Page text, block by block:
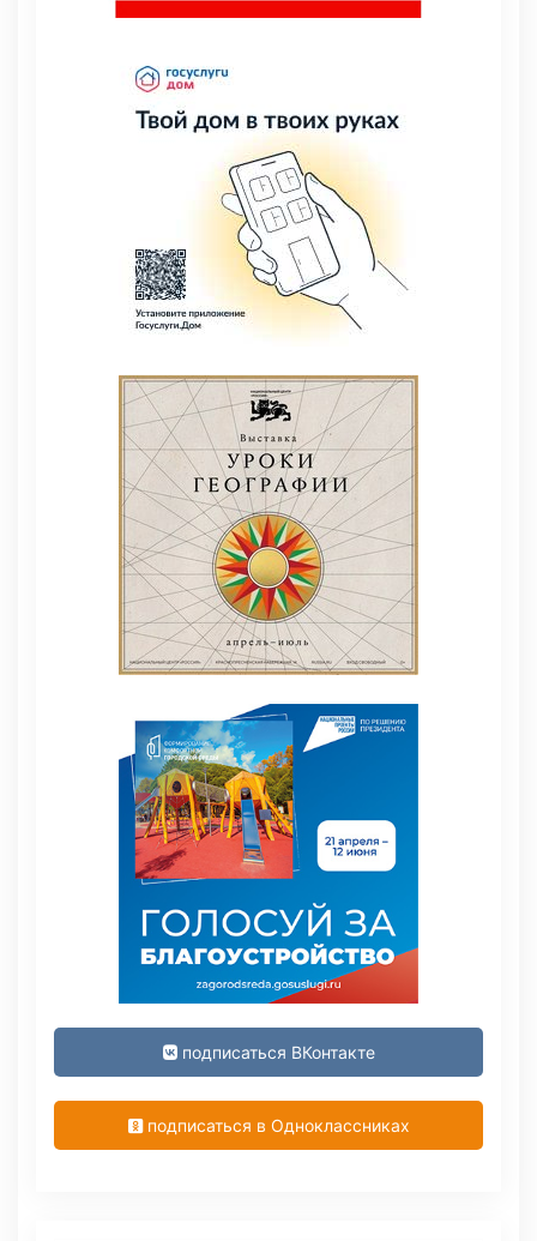
подписаться ВКонтакте
подписаться в Одноклассниках